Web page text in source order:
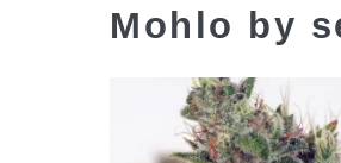
Mohlo by